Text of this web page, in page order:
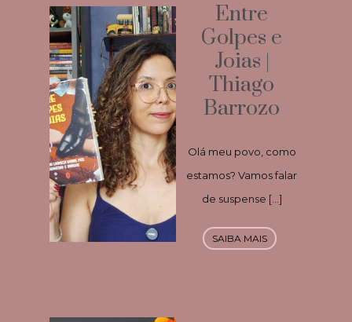
Entre
Golpes e
Joias |
Thiago
Barrozo
Olá meu povo, como
estamos? Vamos falar
de suspense […]
SAIBA MAIS